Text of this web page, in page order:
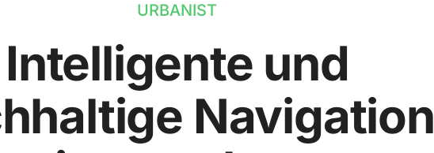
URBANIST
Intelligente und
Navigation